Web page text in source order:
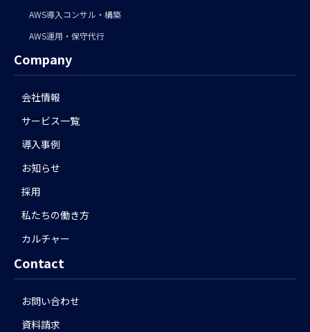
AWS導入コンサル・構築
AWS運用・保守代行
Company
会社情報
サービス一覧
導入事例
お知らせ
採用
私たちの働き方
カルチャー
Contact
お問い合わせ
資料請求